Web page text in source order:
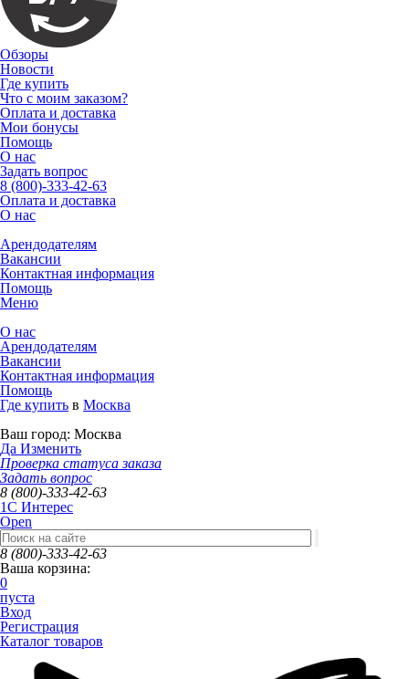
Обзоры
Новости
Где купить
Что с моим заказом?
Оплата и доставка
Мои бонусы
Помощь
О нас
Задать вопрос
8 (800)-333-42-63
Оплата и доставка
О нас
Арендодателям
Вакансии
Контактная информация
Помощь
Меню
О нас
Арендодателям
Вакансии
Контактная информация
Помощь
Где купить в Москва
Ваш город: Москва
Да Изменить
Проверка статуса заказа
Задать вопрос
8 (800)-333-42-63
1C Интерес
Open
8 (800)-333-42-63
Ваша корзина:
0
пуста
Вход
Регистрация
Каталог товаров